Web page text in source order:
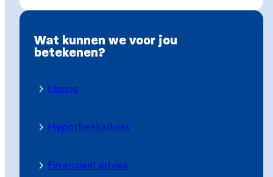
Wat kunnen we voor jou
betekenen?
Home
Hypotheekadvies
Financieel advies